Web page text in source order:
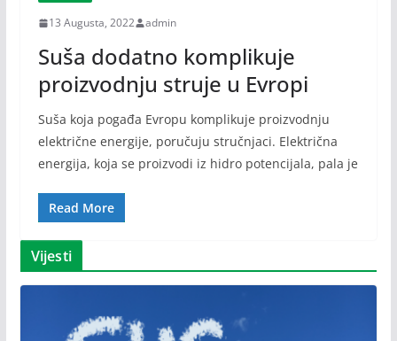
13 Augusta, 2022 admin
Suša dodatno komplikuje
proizvodnju struje u Evropi
Suša koja pogađa Evropu komplikuje proizvodnju
električne energije, poručuju stručnjaci. Električna
energija, koja se proizvodi iz hidro potencijala, pala je
Read More
Vijesti